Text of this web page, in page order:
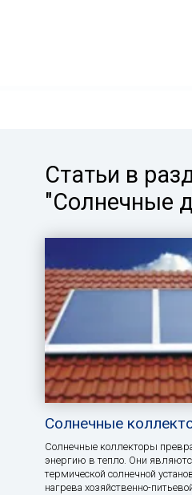
Статьи в
"Солнечные
Солнечные
Солнечные коллекторы
энергию в тепло. Они
термической солнечной
нагрева хозяйственно-